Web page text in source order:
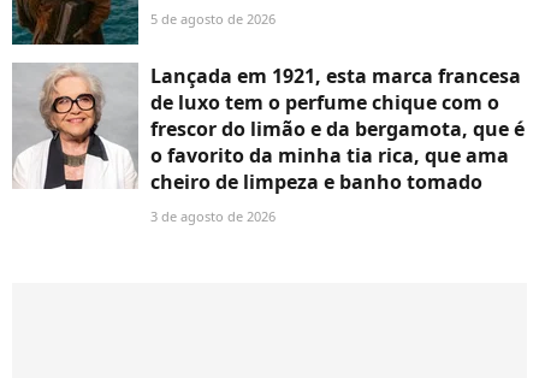
5 de agosto de 2026
Lançada em 1921, esta marca francesa
de luxo tem o perfume chique com o
frescor do limão e da bergamota, que é
o favorito da minha tia rica, que ama
cheiro de limpeza e banho tomado
3 de agosto de 2026